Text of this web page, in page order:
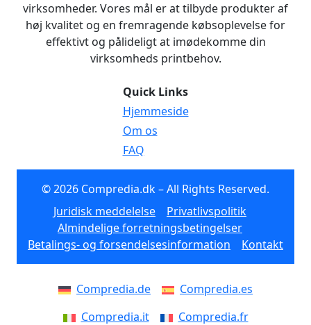
virksomheder. Vores mål er at tilbyde produkter af
høj kvalitet og en fremragende købsoplevelse for
effektivt og pålideligt at imødekomme din
virksomheds printbehov.
Quick Links
Hjemmeside
Om os
FAQ
© 2026 Compredia.dk – All Rights Reserved.
Juridisk meddelelse
Privatlivspolitik
Almindelige forretningsbetingelser
Betalings- og forsendelsesinformation
Kontakt
Compredia.de
Compredia.es
Compredia.it
Compredia.fr